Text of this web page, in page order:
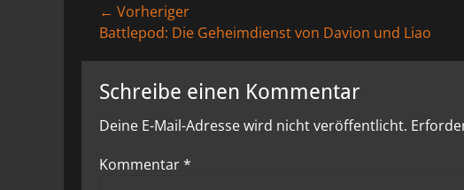
Beitragsnavigation
← Vorheriger
Vorheriger
Battlepod: Die Geheimdienst von Davion und Liao
Schreibe einen Kommentar
Deine E-Mail-Adresse wird nicht veröffentlicht.
Kommentar*